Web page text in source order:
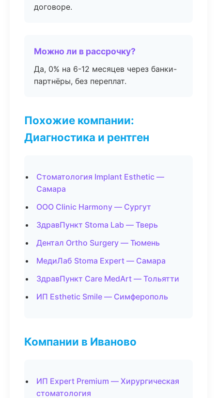
договоре.
Можно ли в рассрочку?
Да, 0% на 6-12 месяцев через банки-
партнёры, без переплат.
Похожие компании:
Диагностика и рентген
Стоматология Implant Esthetic —
Самара
ООО Clinic Harmony — Сургут
ЗдравПункт Stoma Lab — Тверь
Дентал Ortho Surgery — Тюмень
МедиЛаб Stoma Expert — Самара
ЗдравПункт Care MedArt — Тольятти
ИП Esthetic Smile — Симферополь
Компании в Иваново
ИП Expert Premium — Хирургическая
стоматология